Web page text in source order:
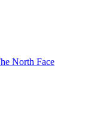
North Face